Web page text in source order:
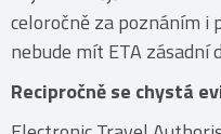
celoročně za poznáním i
nebude mít ETA zásadní
Recipročně se chystá